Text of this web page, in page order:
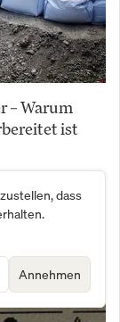
– Warum
ist
dass
Annehmen